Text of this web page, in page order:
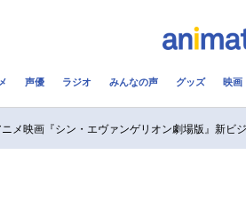
声優 ラジオ みんなの声 グッズ 映画
ニメ映画『シン・エヴァンゲリオン劇場版』新ビ